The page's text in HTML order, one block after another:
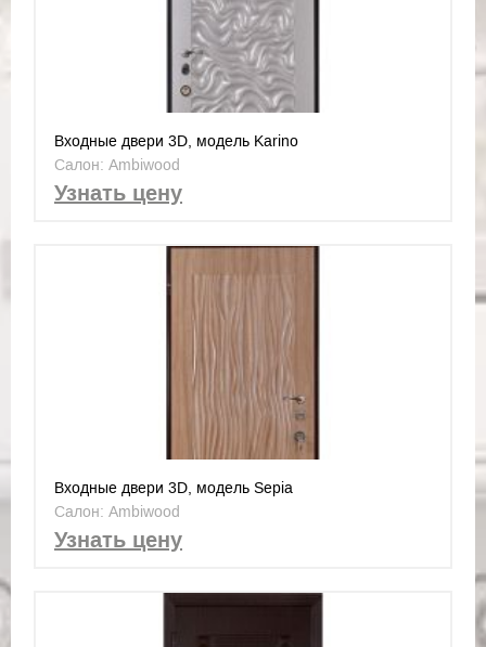
Входные двери 3D, модель Karino
Салон: Ambiwood
Узнать цену
Входные двери 3D, модель Sepia
Салон: Ambiwood
Узнать цену